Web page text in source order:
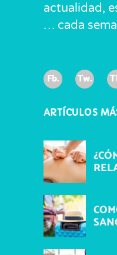
actualidad,
… cada
Fb. Tw.
ARTÍCULOS